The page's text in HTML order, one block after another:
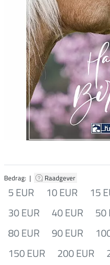
Bedrag: | Raadgever
5 EUR 10 EUR 15
30 EUR
40 EUR 50
80 EUR
90 EUR
150 EUR
200 EUR